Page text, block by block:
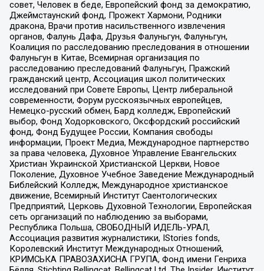
совет, Человек в беде, Европейский фонд за демократию,
Джеймстаунский фонд, Прожект Хармони, Родники
дракона, Врачи против насильственного извлечения
органов, Фалунь Дафа, Друзья Фалуньгун, Фалуньгун,
Коалиция по расследованию преследования в отношении
Фалуньгун в Китае, Всемирная организация по
расследованию преследований Фалуньгун, Пражский
гражданский центр, Ассоциация школ политических
исследований при Совете Европы, Центр либеральной
современности, Форум русскоязычных европейцев,
Немецко-русский обмен, Бард колледж, Европейский
выбор, Фонд Ходорковского, Оксфордский российский
фонд, Фонд Будущее России, Компания свободы
информации, Проект Медиа, Международное партнерство
за права человека, Духовное Управление Евангельских
Христиан Украинской Христианской Церкви, Новое
Поколение, Духовное Учебное Заведение Международный
Библейский Колледж, Международное христианское
движение, Всемирный Институт Саентологических
Предприятий, Церковь Духовной Технологии, Европейская
сеть организаций по наблюдению за выборами,
Республика Польша, СВОБОДНЫЙ ИДЕЛЬ-УРАЛ,
Ассоциация развития журналистики, IStories fonds,
Королевский Институт Международных Отношений,
КРИМСЬКА ПРАВОЗАХИСНА ГРУПА, Фонд имени Генриха